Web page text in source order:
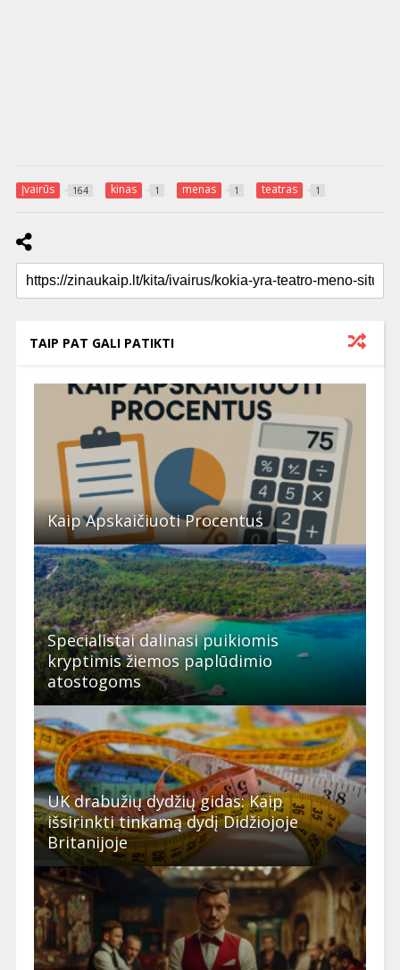
Įvairūs 164 kinas 1 menas 1 teatras 1
TAIP PAT GALI PATIKTI
Kaip Apskaičiuoti Procentus
Specialistai dalinasi puikiomis
kryptimis žiemos paplūdimio
atostogoms
UK drabužių dydžių gidas: Kaip
išsirinkti tinkamą dydį Didžiojoje
Britanijoje